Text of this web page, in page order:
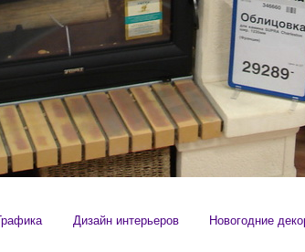
Дизайн интерьеров Новогодние